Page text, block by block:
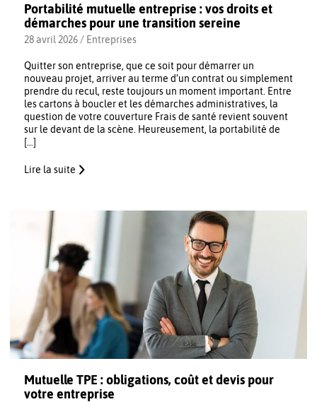
Portabilité mutuelle entreprise : vos droits et
démarches pour une transition sereine
28 avril 2026 / Entreprises
Quitter son entreprise, que ce soit pour démarrer un
nouveau projet, arriver au terme d’un contrat ou simplement
prendre du recul, reste toujours un moment important. Entre
les cartons à boucler et les démarches administratives, la
question de votre couverture Frais de santé revient souvent
sur le devant de la scène. Heureusement, la portabilité de
[…]
Lire la suite
Mutuelle TPE : obligations, coût et devis pour
votre entreprise